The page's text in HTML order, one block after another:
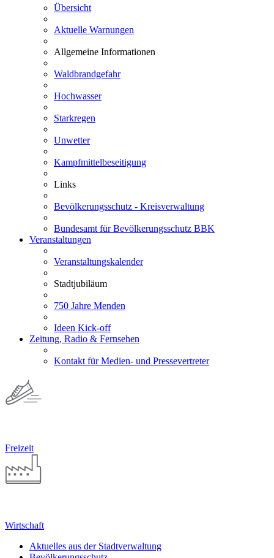
Übersicht
Aktuelle Warnungen
Allgemeine Informationen
Waldbrandgefahr
Hochwasser
Starkregen
Unwetter
Kampfmittelbeseitigung
Links
Bevölkerungsschutz - Kreisverwaltung
Bundesamt für Bevölkerungsschutz BBK
Veranstaltungen
Veranstaltungskalender
Stadtjubiläum
750 Jahre Menden
Ideen Kick-off
Zeitung, Radio & Fernsehen
Kontakt für Medien- und Pressevertreter
Freizeit
Wirtschaft
Aktuelles aus der Stadtverwaltung